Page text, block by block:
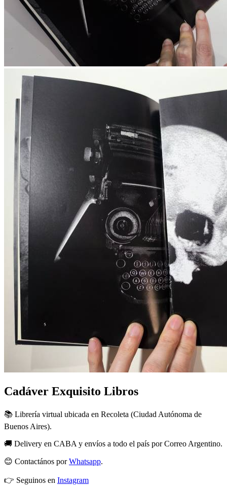
Cadáver Exquisito Libros
📚 Librería virtual ubicada en Recoleta (Ciudad Autónoma de
Buenos Aires).
🚚 Delivery en CABA y envíos a todo el país por Correo Argentino.
😊 Contactános porWhatsapp.
👉 Seguinos en Instagram